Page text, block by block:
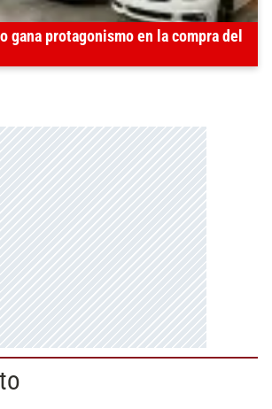
gana protagonismo en la compra del